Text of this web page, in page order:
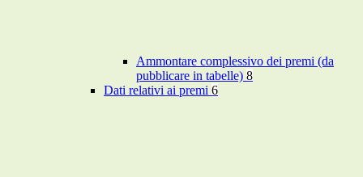
Ammontare complessivo dei premi (da
pubblicare in tabelle) 8
Dati relativi ai premi 6